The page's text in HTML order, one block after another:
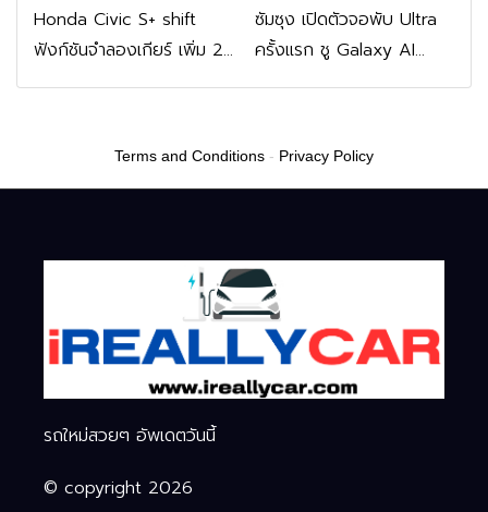
Honda Civic S+ shift
ฟังก์ชันจำลองเกียร์ เพิ่ม 2
หมื่นบาท
ซัมซุง เปิดตัวจอพับ Ultra
ครั้งแรก ชู Galaxy AI
เชื่อมมือถือ-นาฬิกา-แว่น
Terms and Conditions - Privacy Policy
รถใหม่สวยๆ อัพเดตวันนี้
© copyright 2026